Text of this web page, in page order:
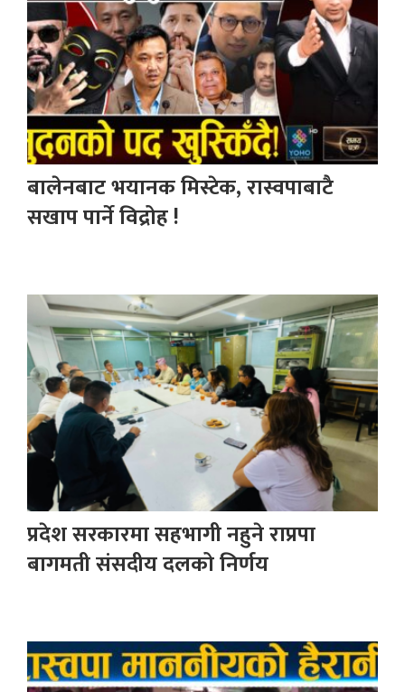
बालेनबाट भयानक मिस्टेक, रास्वपाबाटै
सखाप पार्ने विद्रोह !
प्रदेश सरकारमा सहभागी नहुने राप्रपा
बागमती संसदीय दलको निर्णय